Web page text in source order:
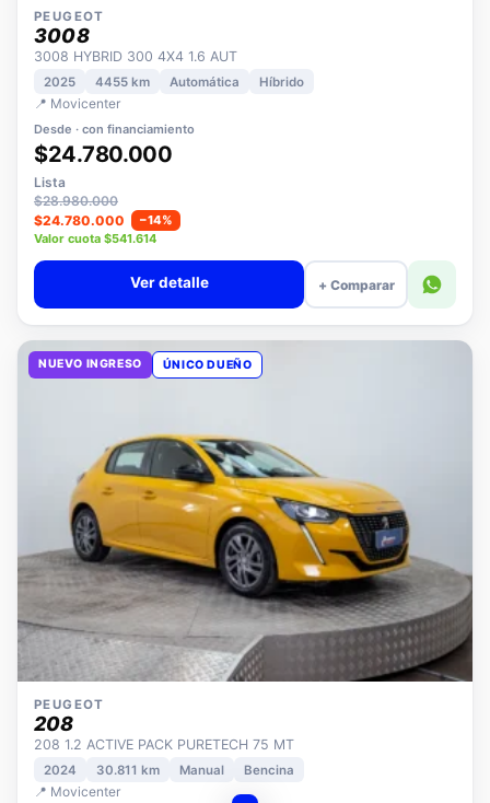
PEUGEOT
3008
3008 HYBRID 300 4X4 1.6 AUT
2025 4455 km
📍 Movicenter
Desde · con financiamiento
$24.780.000
Lista
$28.980.000
$24.780.000
−14%
Valor cuota $541.614
+ Comparar
NUEVO INGRESO
PEUGEOT
208
208 1.2 ACTIVE PACK PURETECH 75 MT
2024 30.811 km